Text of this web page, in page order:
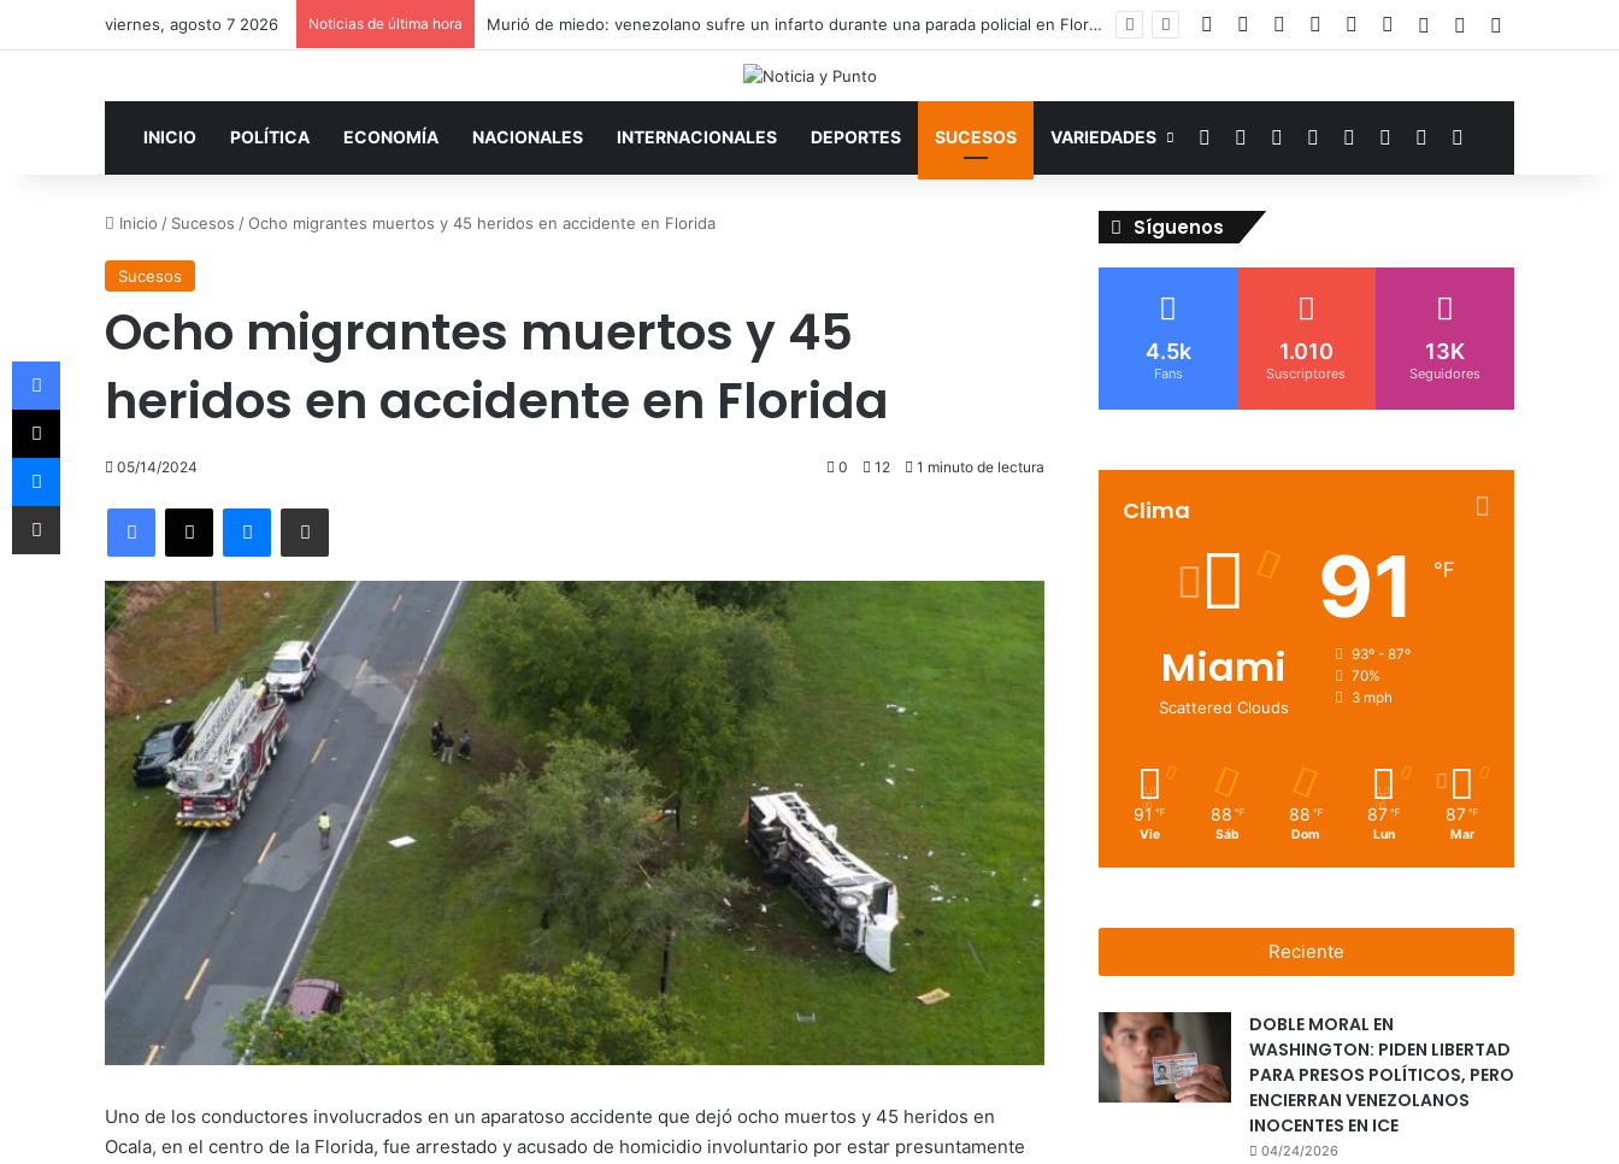
viernes, agosto 7 2026 Noticias de última hora Murió de miedo: venezolano sufre un infarto durante una parada policial en Florida y expone el terror que viven miles de inmigrantes perseguidos por la presión migratoria en EE.UU. FacebookYouTubeInstagramTelegramWhatsAppGoogle Noticias
AccesoPublicación al
INICIO POLÍTICA ECONOMÍA NACIONALES INTERNACIONALES DEPORTES SUCESOS VARIEDADES FacebookYouTubeInstagramTelegramWhatsAppGoogle Noticias
Switch skin
Inicio / Sucesos /Ocho migrantes muertos y 45 heridos en accidente en Florida
Sucesos
Ocho migrantes muertos y 45
heridos en accidente en Florida
05/14/2024 0 12 1 minuto de lectura
Facebook
X MessengerCompartir por correo electrónico
Uno de los conductores involucrados en un aparatoso accidente que dejó ocho muertos y 45 heridos en
Ocala, en el centro de la Florida, fue arrestado y acusado de homicidio involuntario por estar presuntamente
Síguenos
4.5k
Fans
1.010
Suscriptores
13K
Seguidores
Clima
Miami
Scattered Clouds
91 ℉
93º - 87º
70%
3 mph
91 ℉
Vie
88 ℉
Sáb
88 ℉
Dom
87 ℉
Lun
87 ℉
Mar
Reciente
DOBLE MORAL EN
WASHINGTON: PIDEN LIBERTAD
PARA PRESOS POLÍTICOS, PERO
ENCIERRAN VENEZOLANOS
INOCENTES EN ICE
04/24/2026
Facebook
X
Messenger
Compartir por correo electrónico